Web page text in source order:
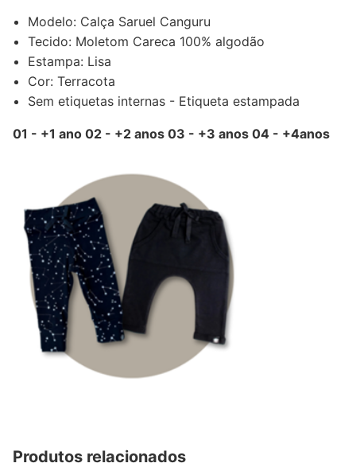
Modelo: Calça Saruel Canguru
Tecido: Moletom Careca 100% algodão
Estampa: Lisa
Cor: Terracota
Sem etiquetas internas - Etiqueta estampada
01 - +1 ano 02 - +2 anos 03 - +3 anos 04 - +4anos
Produtos relacionados